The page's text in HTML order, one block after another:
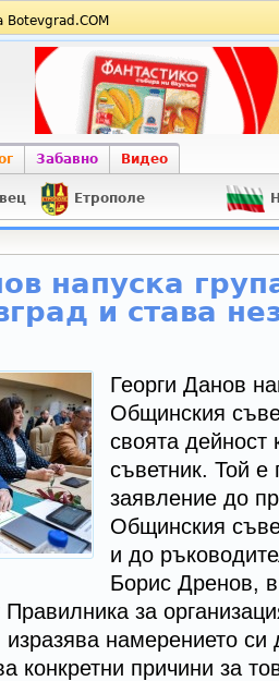
Botevgrad.COM
Забавно Видео
Етрополе
напуска
и става
Георги Данов
Общинския
своята дейност
съветник. Той
заявление до
Общинския
и до
Борис Дренов, в
за
намерението си
конкретни причини за